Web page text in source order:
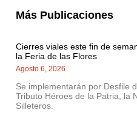
Más Publicaciones
Cierres viales este fin de
la Feria de las Flores
Agosto 6, 2026
Se implementarán por Desfile
Tributo Héroes de la Patria, la
Silleteros.